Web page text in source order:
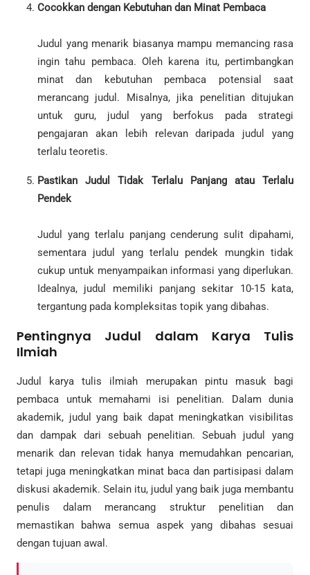
Cocokkan dengan Kebutuhan dan Minat Pembaca
Judul yang menarik biasanya mampu memancing rasa
ingin tahu pembaca. Oleh karena itu, pertimbangkan
minat dan kebutuhan pembaca potensial saat
merancang judul. Misalnya, jika penelitian ditujukan
untuk guru, judul yang berfokus pada strategi
pengajaran akan lebih relevan daripada judul yang
terlalu teoretis.
Pastikan Judul Tidak Terlalu Panjang atau Terlalu
Pendek
Judul yang terlalu panjang cenderung sulit dipahami,
sementara judul yang terlalu pendek mungkin tidak
cukup untuk menyampaikan informasi yang diperlukan.
Idealnya, judul memiliki panjang sekitar 10-15 kata,
tergantung pada kompleksitas topik yang dibahas.
Pentingnya Judul dalam Karya Tulis
Ilmiah
Judul karya tulis ilmiah merupakan pintu masuk bagi
pembaca untuk memahami isi penelitian. Dalam dunia
akademik, judul yang baik dapat meningkatkan visibilitas
dan dampak dari sebuah penelitian. Sebuah judul yang
menarik dan relevan tidak hanya memudahkan pencarian,
tetapi juga meningkatkan minat baca dan partisipasi dalam
diskusi akademik. Selain itu, judul yang baik juga membantu
penulis dalam merancang struktur penelitian dan
memastikan bahwa semua aspek yang dibahas sesuai
dengan tujuan awal.